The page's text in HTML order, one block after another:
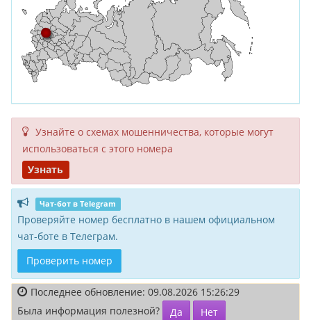
Узнайте о схемах мошенни­чества, кото­рые могут
исполь­зоваться с этого номера
Узнать
Чат-бот в Telegram
Проверяйте номер бесплатно в нашем официальном
чат-боте в Телеграм.
Проверить номер
Последнее обновление: 09.08.2026 15:26:29
Была информация полезной?
Да Нет